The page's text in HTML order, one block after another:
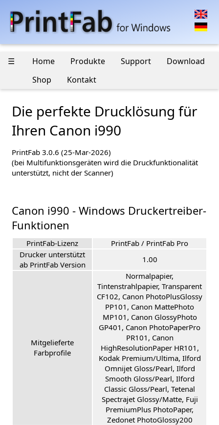
☰ Home Produkte Support
Download
Shop
Kontakt
Die perfekte Drucklösung für
Ihren Canon i990
PrintFab 3.0.6 (25-Mar-2026)
(bei Multifunktionsgeräten wird die Druckfunktionalität
unterstützt, nicht der Scanner)
Canon i990 - Windows Druckertreiber-
Funktionen
PrintFab-Lizenz
PrintFab / PrintFab Pro
Drucker unterstützt
ab PrintFab Version
1.00
Mitgelieferte
Farbprofile
Normalpapier,
Tintenstrahlpapier, Transparent
CF102, Canon PhotoPlusGlossy
PP101, Canon MattePhoto
MP101, Canon GlossyPhoto
GP401, Canon PhotoPaperPro
PR101, Canon
HighResolutionPaper HR101,
Kodak Premium/Ultima, Ilford
Omnijet Gloss/Pearl, Ilford
Smooth Gloss/Pearl, Ilford
Classic Gloss/Pearl, Tetenal
Spectrajet Glossy/Matte, Fuji
PremiumPlus PhotoPaper,
Zedonet PhotoGlossy200